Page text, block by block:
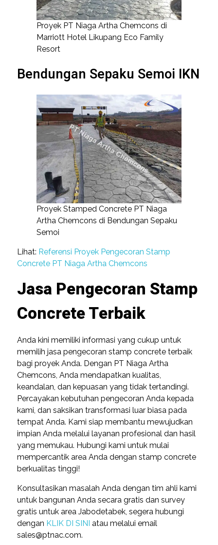
Proyek PT Niaga Artha Chemcons di
Marriott Hotel Likupang Eco Family
Resort
Bendungan Sepaku Semoi IKN
Proyek Stamped Concrete PT Niaga
Artha Chemcons di Bendungan Sepaku
Semoi
Lihat: Referensi Proyek Pengecoran Stamp
Concrete PT Niaga Artha Chemcons
Jasa Pengecoran Stamp
Concrete Terbaik
Anda kini memiliki informasi yang cukup untuk
memilih jasa pengecoran stamp concrete terbaik
bagi proyek Anda. Dengan PT Niaga Artha
Chemcons, Anda mendapatkan kualitas,
keandalan, dan kepuasan yang tidak tertandingi.
Percayakan kebutuhan pengecoran Anda kepada
kami, dan saksikan transformasi luar biasa pada
tempat Anda. Kami siap membantu mewujudkan
impian Anda melalui layanan profesional dan hasil
yang memukau. Hubungi kami untuk mulai
mempercantik area Anda dengan stamp concrete
berkualitas tinggi!
Konsultasikan masalah Anda dengan tim ahli kami
untuk bangunan Anda secara gratis dan survey
gratis untuk area Jabodetabek, segera hubungi
dengan KLIK DI SINI atau melalui email
sales@ptnac.com.